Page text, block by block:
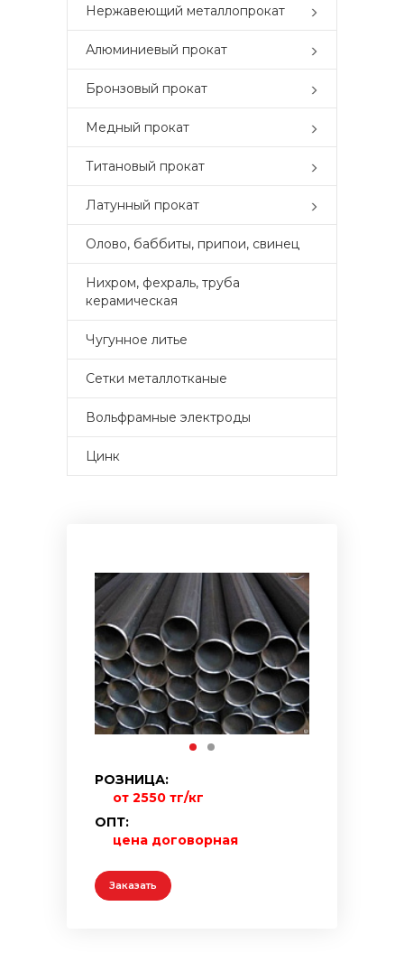
Нержавеющий металлопрокат
Алюминиевый прокат
Бронзовый прокат
Медный прокат
Титановый прокат
Латунный прокат
Олово, баббиты, припои, свинец
Нихром, фехраль, труба
керамическая
Чугунное литье
Сетки металлотканые
Вольфрамные электроды
Цинк
РОЗНИЦА:
от 2550 тг/кг
ОПТ:
цена договорная
Заказать